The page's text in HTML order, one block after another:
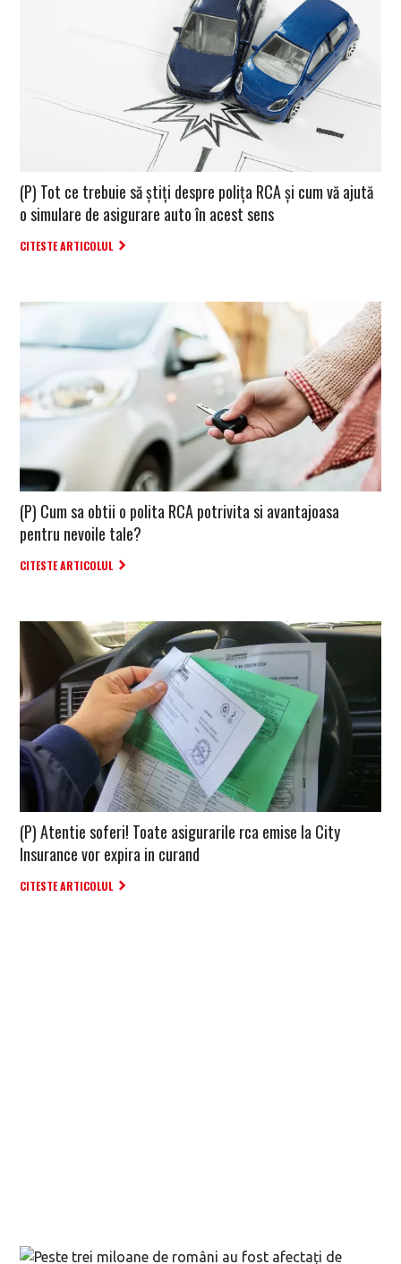
(P) Tot ce trebuie să știți despre polița RCA și cum vă ajută
o simulare de asigurare auto în acest sens
CITESTE ARTICOLUL
(P) Cum sa obtii o polita RCA potrivita si avantajoasa
pentru nevoile tale?
CITESTE ARTICOLUL
(P) Atentie soferi! Toate asigurarile rca emise la City
Insurance vor expira in curand
CITESTE ARTICOLUL